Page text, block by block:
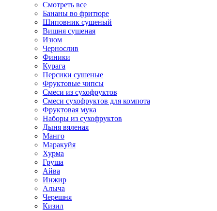
Смотреть все
Бананы во фритюре
Шиповник сушеный
Вишня сушеная
Изюм
Чернослив
Финики
Курага
Персики сушеные
Фруктовые чипсы
Смеси из сухофруктов
Смеси сухофруктов для компота
Фруктовая мука
Наборы из сухофруктов
Дыня вяленая
Манго
Маракуйя
Хурма
Груша
Айва
Инжир
Алыча
Черешня
Кизил